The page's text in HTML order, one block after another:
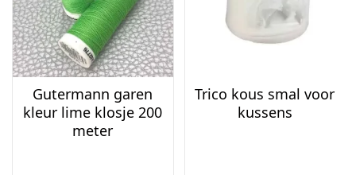
Boot- en caravankussens
Meubel- en stoffeerprojecten
Decoratieve hoezen en bekleding
Bestel onlinebijSchuimrubberbetaalbaar.nl of bezoek
onzeshowroom in IJmuiden
voor advies en
bijpassende rits- en stoffeeraccessoires.
Gutermann garen
kleur lime klosje 200
meter
Trico kous smal voor
kussens